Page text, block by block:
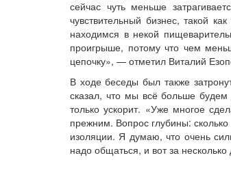
сейчас чуть меньше
чувствительный бизнес, такой
находимся в некой
проигрыше, потому что чем
цепочку», — отметил Виталий
В ходе беседы был также
сказал, что мы всё больше будем
только ускорит. «Уже многое
прежним. Вопрос глубины:
изоляции. Я думаю, что очень
надо общаться, и вот за